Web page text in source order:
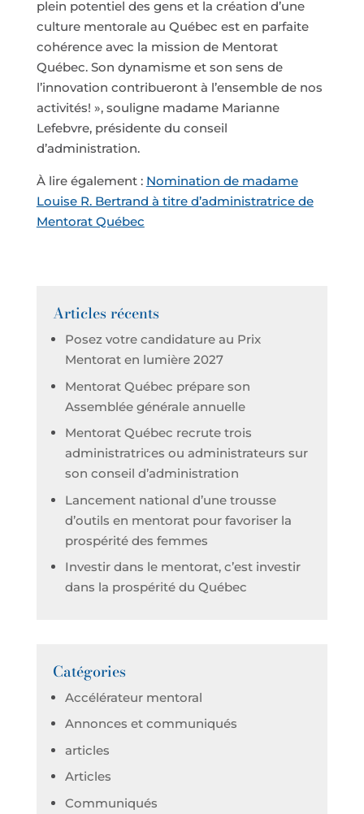
plein potentiel des gens et la création d’une
culture mentorale au Québec est en parfaite
cohérence avec la mission de Mentorat
Québec. Son dynamisme et son sens de
l’innovation contribueront à l’ensemble de nos
activités! », souligne madame Marianne
Lefebvre, présidente du conseil
d’administration.
À lire également : Nomination de madame
Louise R. Bertrand à titre d’administratrice de
Mentorat Québec
Articles récents
Posez votre candidature au Prix
Mentorat en lumière 2027
Mentorat Québec prépare son
Assemblée générale annuelle
Mentorat Québec recrute trois
administratrices ou administrateurs sur
son conseil d’administration
Lancement national d’une trousse
d’outils en mentorat pour favoriser la
prospérité des femmes
Investir dans le mentorat, c’est investir
dans la prospérité du Québec
Catégories
Accélérateur mentoral
Annonces et communiqués
articles
Articles
Communiqués